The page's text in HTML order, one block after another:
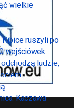
wielkie
Kibice ruszyli po
wejściówek
ludzie,
Kaczawa